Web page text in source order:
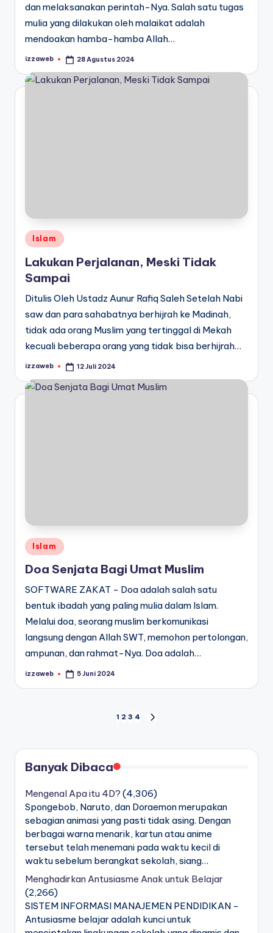
dan melaksanakan perintah-Nya. Salah satu tugas
mulia yang dilakukan oleh malaikat adalah
mendoakan hamba-hamba Allah…
Posted
izzaweb 28 Agustus 2024
Posted
Islam
Lakukan Perjalanan, Meski Tidak
Sampai
Ditulis Oleh Ustadz Aunur Rafiq Saleh Setelah Nabi
saw dan para sahabatnya berhijrah ke Madinah,
tidak ada orang Muslim yang tertinggal di Mekah
kecuali beberapa orang yang tidak bisa berhijrah…
Posted
izzaweb 12 Juli 2024
Posted
in
Islam
Doa Senjata Bagi Umat Muslim
SOFTWARE ZAKAT - Doa adalah salah satu
bentuk ibadah yang paling mulia dalam Islam.
Melalui doa, seorang muslim berkomunikasi
langsung dengan Allah SWT, memohon pertolongan,
ampunan, dan rahmat-Nya. Doa adalah…
Posted
izzaweb 5 Juni 2024
pos
1 2 3 4
Banyak Dibaca
Mengenal Apa itu 4D? (4,306)
Spongebob, Naruto, dan Doraemon merupakan
sebagian animasi yang pasti tidak asing. Dengan
berbagai warna menarik, kartun atau anime
tersebut telah menemani pada waktu kecil di
waktu sebelum berangkat sekolah, siang…
Menghadirkan Antusiasme Anak untuk Belajar
(2,266)
SISTEM INFORMASI MANAJEMEN PENDIDIKAN -
Antusiasme belajar adalah kunci untuk